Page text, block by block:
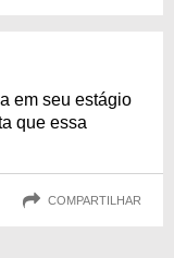
em seu estágio
que essa
COMPARTILHAR